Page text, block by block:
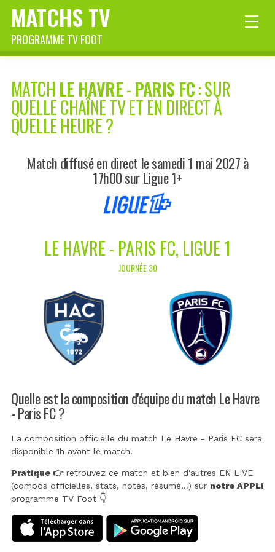
MATCHS TV
PROGRAMME TV FOOT
MATCH LE HAVRE-PARIS FC: SUR
QUELLE CHAÎNE TV ET EN DIRECT À
QUELLE HEURE ?
Match diffusé en direct le samedi 1 mai 2027 à
17h00 sur Ligue 1+
LE HAVRE - PARIS FC, LIGUE 1
JOURNÉE 30
Quelle est la composition d'équipe du match Le Havre
- Paris FC ?
La composition officielle du match Le Havre - Paris FC sera
disponible 1h avant le match.
Pratique 👉retrouvez ce match et bien d'autres EN LIVE
(compos officielles, stats, notes, résumé...) sur notre APPLI
programme TV Foot 👇